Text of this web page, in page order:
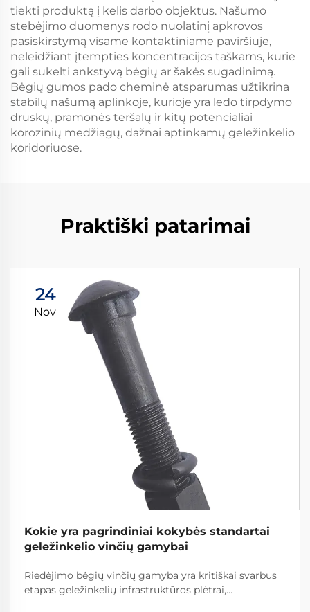
tiekti produktą į kelis darbo objektus. Našumo
stebėjimo duomenys rodo nuolatinį apkrovos
pasiskirstymą visame kontaktiniame paviršiuje,
neleidžiant įtempties koncentracijos taškams, kurie
gali sukelti ankstyvą bėgių ar šakės sugadinimą.
Bėgių gumos pado cheminė atsparumas užtikrina
stabilų našumą aplinkoje, kurioje yra ledo tirpdymo
druskų, pramonės teršalų ir kitų potencialiai
korozinių medžiagų, dažnai aptinkamų geležinkelio
koridoriuose.
Praktiški patarimai
24
Nov
Kokie yra pagrindiniai kokybės standartai
geležinkelio vinčių gamybai
Riedėjimo bėgių vinčių gamyba yra kritiškai svarbus
etapas geležinkelių infrastruktūros plėtrai,